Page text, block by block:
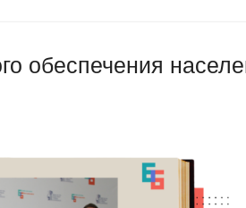
обеспечения